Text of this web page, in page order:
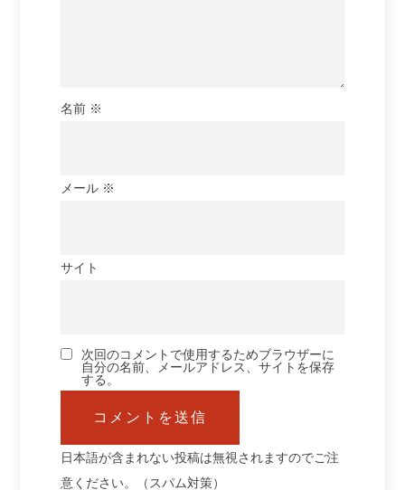
名前 ※
メール ※
サイト
次回のコメントで使用するためブラウザーに
自分の名前、メールアドレス、サイトを保存
する。
日本語が含まれない投稿は無視されますのでご注
意ください。（スパム対策）